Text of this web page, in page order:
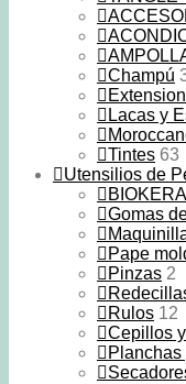
Champú
Lacas y
Tintes 63
Utensilios de
BIOKERA
Gomas
Pape
Pinzas 2
Rulos 12
Cepillos